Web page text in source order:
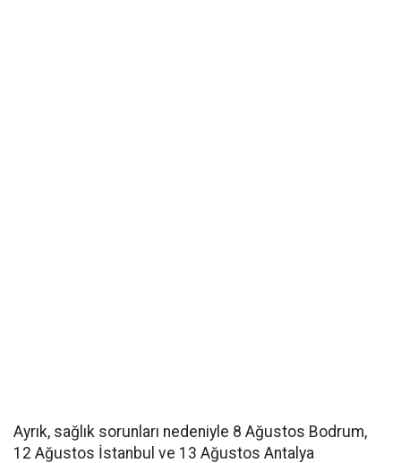
Ayrık, sağlık sorunları nedeniyle 8 Ağustos Bodrum,
12 Ağustos İstanbul ve 13 Ağustos Antalya